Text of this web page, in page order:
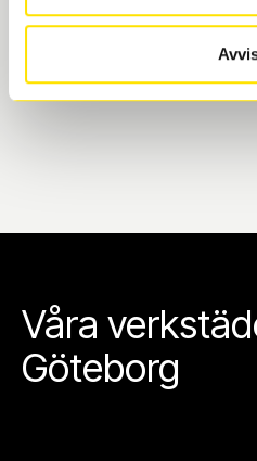
Mölndal. I beställningen
vi till att de uppfyller alla
Våra
Göteborg